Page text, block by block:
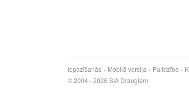
Iepazīšanās Mobilā versija Palīdzība
© 2004 - 2026 SIA Draugiem